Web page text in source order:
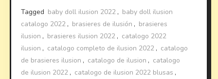
Tagged baby doll ilusion 2022 , baby doll ilusion
catalogo 2022 , brasieres de ilusión , brasieres
ilusion , brasieres ilusion 2022 , catalogo 2022
ilusion , catalogo completo de ilusion 2022 , catalogo
de brasieres ilusion , catalogo de ilusion , catalogo
de ilusion 2022 , catalogo de ilusion 2022 blusas ,